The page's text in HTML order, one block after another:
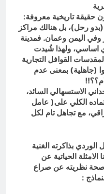
حقيقة تاريخية معروفة:
رحل)، بل هنالك مراكز
اليمن وعمان. فمدينة
اساسي، ولهذا شُيدت
القوافل التجارية
(جاهلية) بمعنى عدم
الاستسهالي السائد،
الكلي على( عامل
مع تجاهل تام لكل
بذاكرته الغنية
الحياتية عن
صحة نظريته عن صراع
: